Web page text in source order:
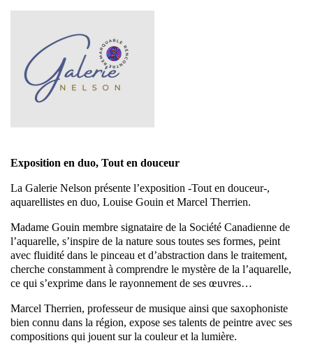
Exposition en duo, Tout en douceur
La Galerie Nelson présente l’exposition -Tout en douceur-,
aquarellistes en duo, Louise Gouin et Marcel Therrien.
Madame Gouin membre signataire de la Société Canadienne de
l’aquarelle, s’inspire de la nature sous toutes ses formes, peint
avec fluidité dans le pinceau et d’abstraction dans le traitement,
cherche constamment à comprendre le mystère de la l’aquarelle,
ce qui s’exprime dans le rayonnement de ses œuvres…
Marcel Therrien, professeur de musique ainsi que saxophoniste
bien connu dans la région, expose ses talents de peintre avec ses
compositions qui jouent sur la couleur et la lumière.